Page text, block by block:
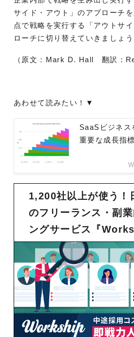
サイド・アウト」のアプローチ
点で戦略を実行する「アウトサ
ローチに切り替えていきましょう
（原文：Mark D. Hall 翻訳：
あわせて読みたい！▼
SaaSビジネス
重要な成長指
1,200社以上が使う！
のフリーランス・副
ングサービス『